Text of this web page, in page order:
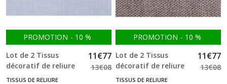
PROMOTION - 10 %
Lot de 2 Tissus
décoratif de reliure
LINO Celeste 50*50
11€77
13€08
TISSUS DE RELIURE
PROMOTION - 10 %
Lot de 2 Tissus
décoratif de reliure
Lino Gris Topo 50*50
11€77
13€08
TISSUS DE RELIURE